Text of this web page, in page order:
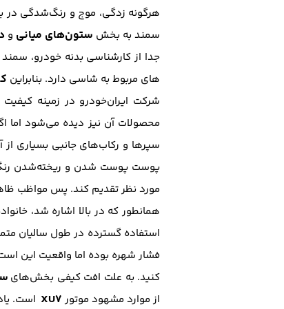
هرگونه زدگی، موج و رنگ‌شدگی در
سمند به بخش ستون‌های میانی و
جدا از کارشناسی بدنه خودرو،
های مربوط به شاسی دارد. بنابراین
شرکت ایران‌خودرو در زمینه
محصولات آن نیز دیده می‌شود اما
سپر‌ها و رکاب‌های جانبی بسیاری
پوست پوست شدن و ریخته‌شدن رنگ
مورد نظر تقدیم کند. پس مواظب
همانطور که در بالا اشاره شد،
استفاده گسترده در طول سالیان
فشار شهره بوده اما واقعیت این
کنید. به علت افت کیفی بخش‌های
از موارد مشهود موتورXU7 است.